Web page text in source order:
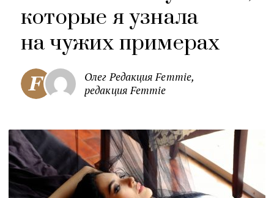
которые я узнала
на чужих примерах
Олег Редакция Femmie,
редакция Femmie